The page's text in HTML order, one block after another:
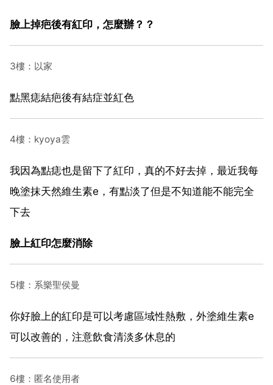
臉上掉疤後有紅印，怎麼辦？？
3樓：以家
點黑痣結疤後有結症並紅色
4樓：kyoya雲
我因為點痣也是留下了紅印，真的不好去掉，最近我每
晚塗抹天然維生素e，有點淡了但是不知道能不能完全
下去
臉上紅印怎麼消除
5樓：系樂聖侯曼
你好臉上的紅印是可以考慮區域性熱敷，外塗維生素e
可以改善的，注意飲食清淡多休息的
6樓：匿名使用者